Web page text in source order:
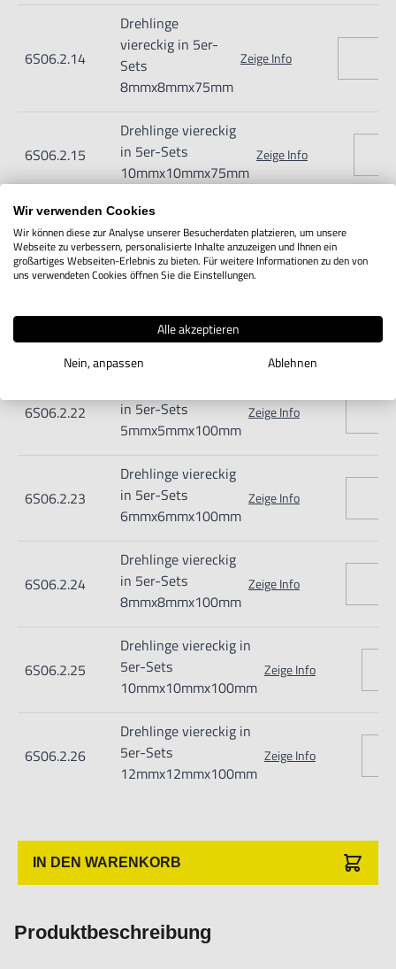
6S06.2.14
Drehlinge
viereckig in 5er-
Sets
8mmx8mmx75mm
Zeige Info
6S06.2.15
Drehlinge viereckig
in 5er-Sets
10mmx10mmx75mm
Zeige Info
6S06.2.16
Drehlinge viereckig
in 5er-Sets
12mmx12mmx75mm
Zeige Info
in 5er-Sets
3mmx3mmx100mm
6S06.2.22
in 5er-Sets
5mmx5mmx100mm
Zeige Info
6S06.2.23
Drehlinge viereckig
in 5er-Sets
6mmx6mmx100mm
Zeige Info
6S06.2.24
Drehlinge viereckig
in 5er-Sets
8mmx8mmx100mm
Zeige Info
6S06.2.25
Drehlinge viereckig in
5er-Sets
10mmx10mmx100mm
Zeige Info
6S06.2.26
Drehlinge viereckig in
5er-Sets
12mmx12mmx100mm
Zeige Info
IN DEN WARENKORB
Produktbeschreibung
Wir verwenden Cookies
Wir können diese zur Analyse unserer Besucherdaten platzieren, um unsere
Webseite zu verbessern, personalisierte Inhalte anzuzeigen und Ihnen ein
großartiges Webseiten-Erlebnis zu bieten. Für weitere Informationen zu den von
uns verwendeten Cookies öffnen Sie die Einstellungen.
Alle akzeptieren
Nein, anpassen
Ablehnen